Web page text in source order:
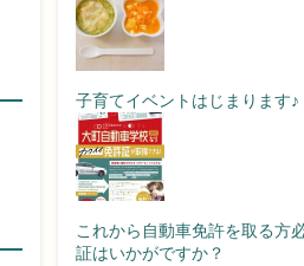
子育てイベントはじまります♪
これから自動車免許を取る方
証はいかがですか？